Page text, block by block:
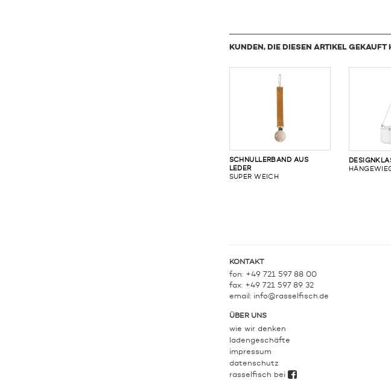
KUNDEN, DIE DIESEN ARTIKEL GEKAUFT
SCHNULLERBAND AUS
LEDER
SUPER WEICH
KONTAKT
fon: +49 721 597 88 00
fax: +49 721 597 89 32
email: info@rasselfisch.de
ÜBER UNS
wie wir denken
ladengeschäfte
impressum
datenschutz
rasselfisch bei